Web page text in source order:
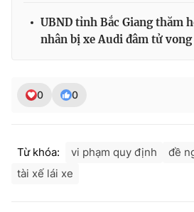
UBND tỉnh Bắc Giang thăm
nhân bị xe Audi đâm tử vong
0 0
Từ khóa: vi phạm quy định
đề
tài xế lái xe